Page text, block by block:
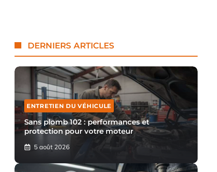
DERNIERS ARTICLES
ENTRETIEN DU VÉHICULE
Sans plomb 102 : performances et
protection pour votre moteur
5 août 2026